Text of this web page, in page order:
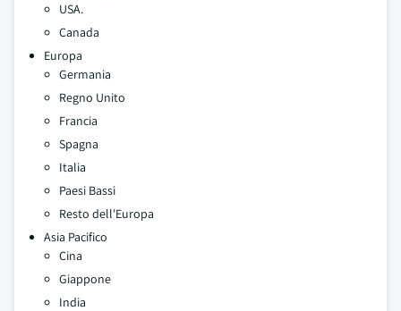
USA.
Canada
Europa
Germania
Regno Unito
Francia
Spagna
Italia
Paesi Bassi
Resto dell'Europa
Asia Pacifico
Cina
Giappone
India